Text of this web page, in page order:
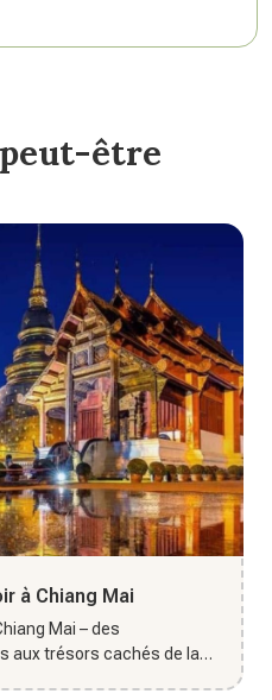
être
à Chiang Mai
Mai – des
aux trésors cachés de la